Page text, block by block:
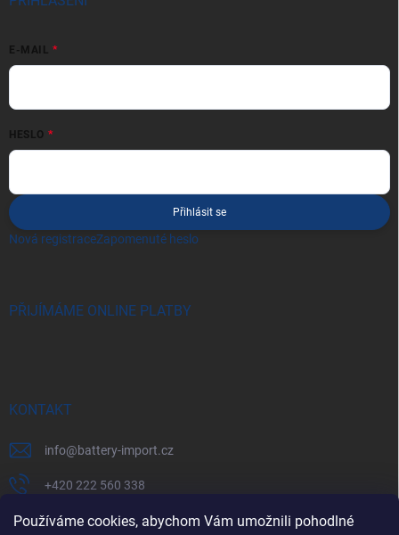
Používáme cookies, abychom Vám umožnili pohodlné
E-MAIL
HESLO
Přihlásit se
Nová registraceZapomenuté heslo
PŘIJÍMÁME ONLINE PLATBY
KONTAKT
info@battery-import.cz
+420 222 560 338
+420 774 969 705